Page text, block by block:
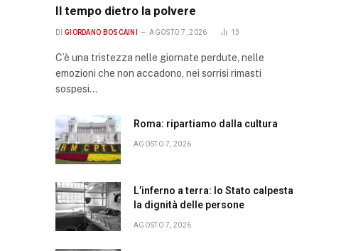
Il tempo dietro la polvere
DI GIORDANO BOSCAINI AGOSTO 7, 2026 13
C’è una tristezza nelle giornate perdute, nelle
emozioni che non accadono, nei sorrisi rimasti
sospesi…
Roma: ripartiamo dalla cultura
AGOSTO 7, 2026
L’inferno a terra: lo Stato calpesta
la dignità delle persone
AGOSTO 7, 2026